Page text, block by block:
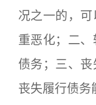
况之一的，
重恶化；二
债务；三、
丧失履行债务